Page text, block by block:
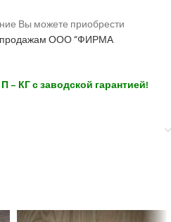
Вы можете приобрести
ООО “ФИРМА
– КГ с заводской гарантией!